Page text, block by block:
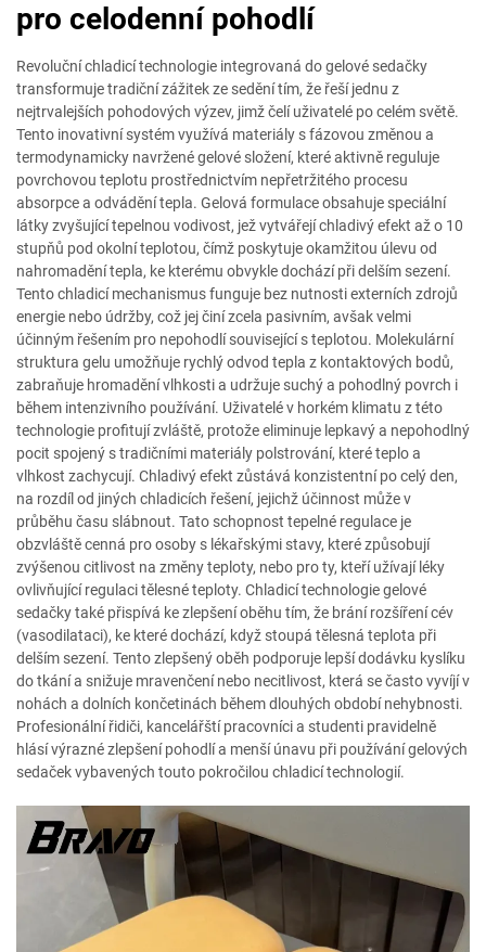
pro celodenní pohodlí
Revoluční chladicí technologie integrovaná do gelové sedačky
transformuje tradiční zážitek ze sedění tím, že řeší jednu z
nejtrvalejších pohodových výzev, jimž čelí uživatelé po celém světě.
Tento inovativní systém využívá materiály s fázovou změnou a
termodynamicky navržené gelové složení, které aktivně reguluje
povrchovou teplotu prostřednictvím nepřetržitého procesu
absorpce a odvádění tepla. Gelová formulace obsahuje speciální
látky zvyšující tepelnou vodivost, jež vytvářejí chladivý efekt až o 10
stupňů pod okolní teplotou, čímž poskytuje okamžitou úlevu od
nahromadění tepla, ke kterému obvykle dochází při delším sezení.
Tento chladicí mechanismus funguje bez nutnosti externích zdrojů
energie nebo údržby, což jej činí zcela pasivním, avšak velmi
účinným řešením pro nepohodlí související s teplotou. Molekulární
struktura gelu umožňuje rychlý odvod tepla z kontaktových bodů,
zabraňuje hromadění vlhkosti a udržuje suchý a pohodlný povrch i
během intenzivního používání. Uživatelé v horkém klimatu z této
technologie profitují zvláště, protože eliminuje lepkavý a nepohodlný
pocit spojený s tradičními materiály polstrování, které teplo a
vlhkost zachycují. Chladivý efekt zůstává konzistentní po celý den,
na rozdíl od jiných chladicích řešení, jejichž účinnost může v
průběhu času slábnout. Tato schopnost tepelné regulace je
obzvláště cenná pro osoby s lékařskými stavy, které způsobují
zvýšenou citlivost na změny teploty, nebo pro ty, kteří užívají léky
ovlivňující regulaci tělesné teploty. Chladicí technologie gelové
sedačky také přispívá ke zlepšení oběhu tím, že brání rozšíření cév
(vasodilataci), ke které dochází, když stoupá tělesná teplota při
delším sezení. Tento zlepšený oběh podporuje lepší dodávku kyslíku
do tkání a snižuje mravenčení nebo necitlivost, která se často vyvíjí v
nohách a dolních končetinách během dlouhých období nehybnosti.
Profesionální řidiči, kancelářští pracovníci a studenti pravidelně
hlásí výrazné zlepšení pohodlí a menší únavu při používání gelových
sedaček vybavených touto pokročilou chladicí technologií.